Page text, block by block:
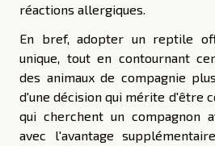
réactions allergiques.
En bref, adopter un reptile
unique, tout en contournant
des animaux de compagnie
d'une décision qui mérite d'être
qui cherchent un compagnon
avec l'avantage